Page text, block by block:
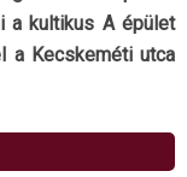
a kultikus A épület
a Kecskeméti utca